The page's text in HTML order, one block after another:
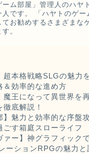
ーム部屋」管理人のハヤ
です。 「ハヤトのゲー
てお勧めするさまざまな
。
超本格戦略SLGの魅力
＆効率的な進め方
魔王になって異世界を
底解説！
】魅力と効率的な序盤
ごす箱庭スローライフ
ァー】神グラフィック
ーションRPGの魅力